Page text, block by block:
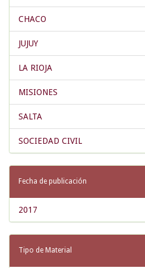
CHACO
JUJUY
LA RIOJA
MISIONES
SALTA
SOCIEDAD CIVIL
Fecha de publicación
2017
Tipo de Material